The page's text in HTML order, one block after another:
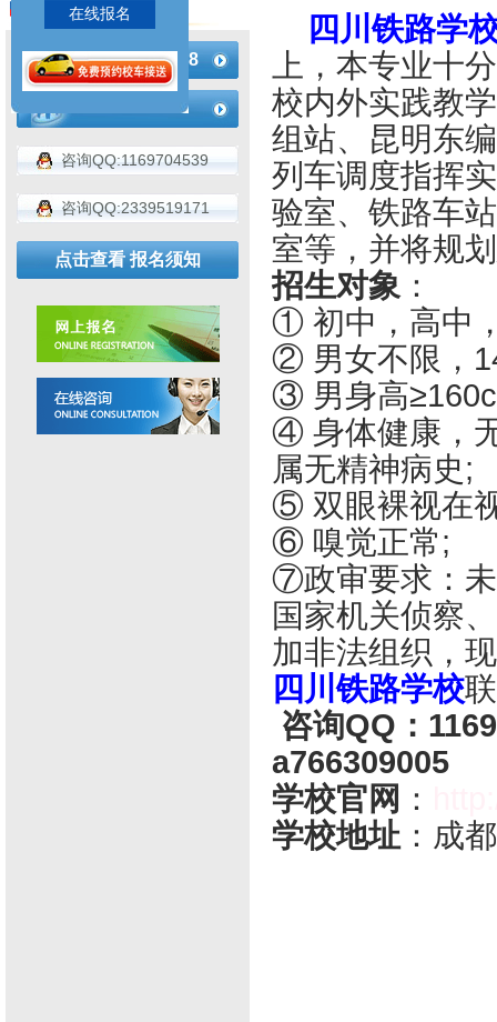
联系我们
183-4936-2188
咨询QQ:1169704539
咨询QQ:2339519171
点击查看 报名须知
四川铁路学
上，本专业十
校内外实践教
组站、昆明东
列车调度指挥
验室、铁路车
室等，并将规
招生对象 ：
① 初中，高中
② 男女不限，
③ 男身高
④ 身体健康，
属无精神病史;
⑤ 双眼裸视在
⑥ 嗅觉正常;
⑦政审要求：
国家机关侦察
加非法组织，
四川铁路学校
咨询QQ：
a766309005
学校官网 ：
学校地址 ：成
在线报名